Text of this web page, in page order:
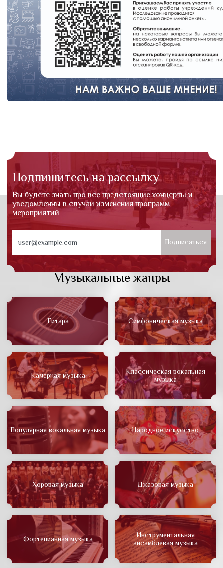
Подпишитесь на рассылку
Вы будете знать про все предстоящие концерты и
уведомленны в случаи изменения программ
мероприятий
Подписаться
Музыкальные жанры
Гитара Симфоническая музыка
Камерная музыка
Классическая вокальная
музыка
Популярная вокальная музыка Народное искусство
Хоровая музыка Джазовая музыка
Фортепианная музыка
Инструментальная
ансамблевая музыка